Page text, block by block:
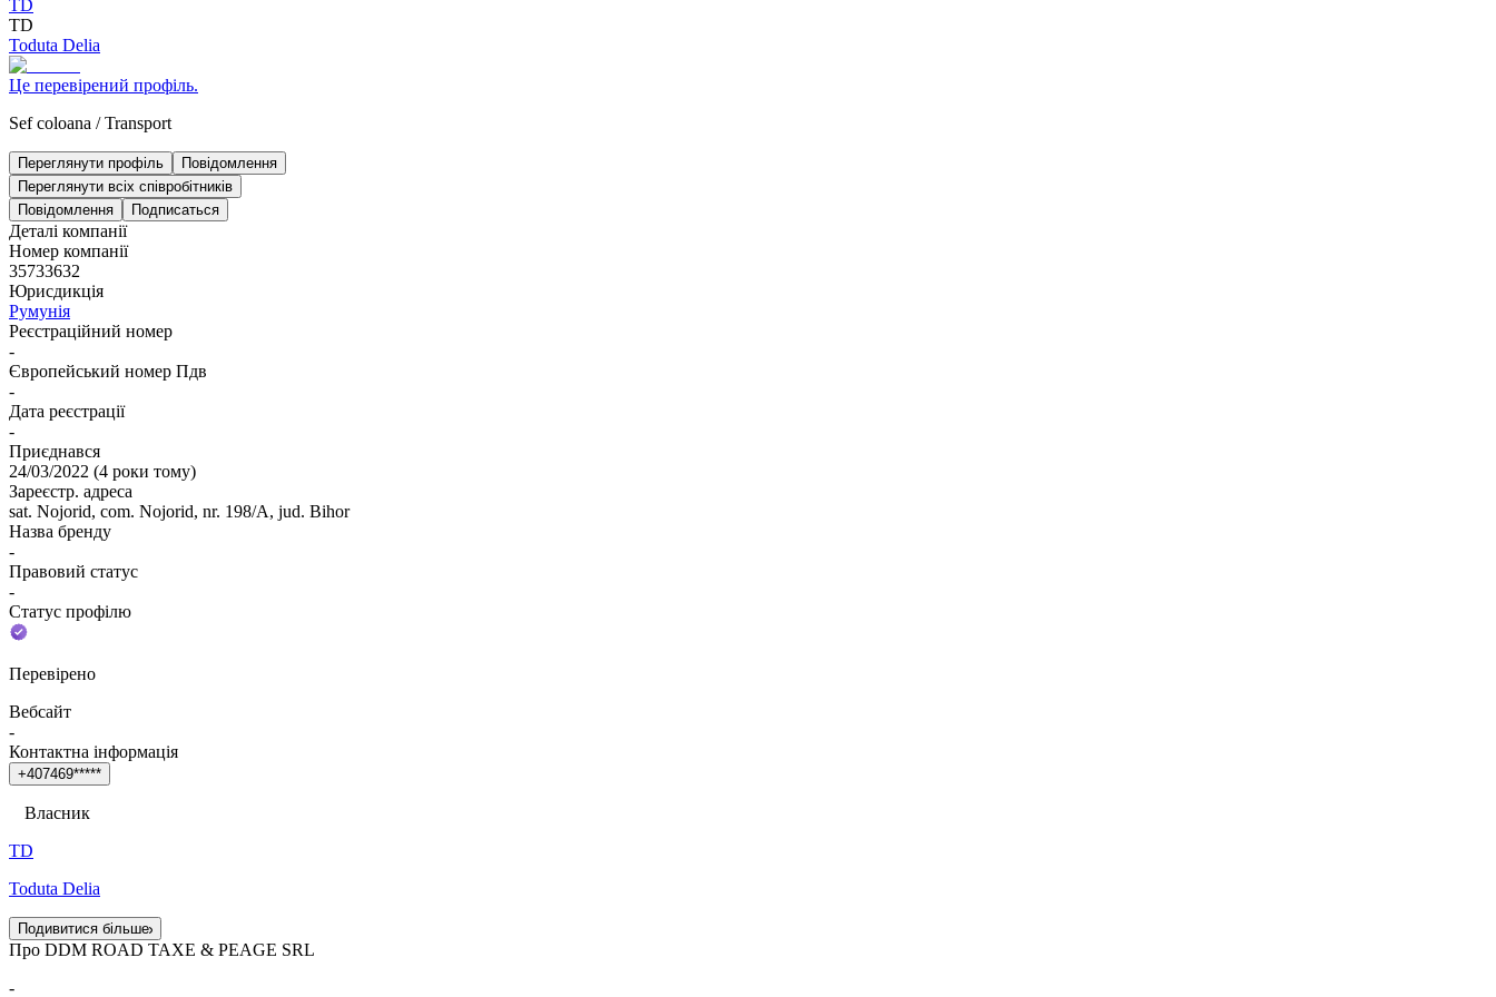
TD
TD
Toduta Delia
Це перевірений профіль.
Sef coloana /Transport
Переглянути профіль
Повідомлення
Переглянути всіх співробітників
Повідомлення
Подписаться
Деталі компанії
Номер компанії
35733632
Юрисдикція
Румунія
Реєстраційний номер
-
Європейський номер Пдв
-
Дата реєстрації
-
Приєднався
24/03/2022 (4 роки тому)
Зареєстр. адреса
sat. Nojorid, com. Nojorid, nr. 198/A, jud. Bihor
Назва бренду
-
Правовий статус
-
Статус профілю
Перевірено
Вебсайт
-
Контактна інформація
+407469*****
Власник
TD
Toduta Delia
Подивитися більше
Про DDM ROAD TAXE & PEAGE SRL
-